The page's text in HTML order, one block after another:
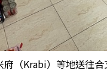
（Krabi）等地送往合